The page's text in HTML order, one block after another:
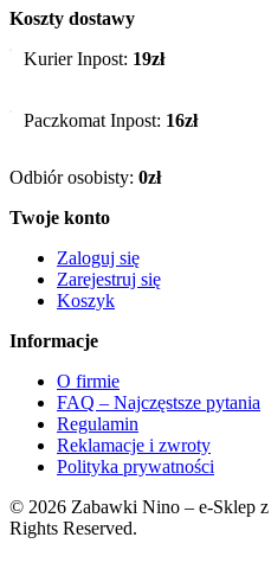
Koszty dostawy
Kurier Inpost: 19zł
Paczkomat Inpost: 16zł
Odbiór osobisty: 0zł
Twoje konto
Zaloguj się
Zarejestruj się
Koszyk
Informacje
O firmie
FAQ – Najczęstsze pytania
Regulamin
Reklamacje i zwroty
Polityka prywatności
© 2026 Zabawki Nino – e-Sklep
Rights Reserved.